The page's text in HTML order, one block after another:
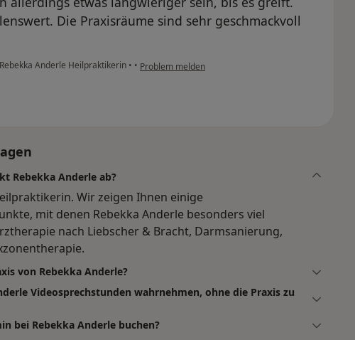
Die Praxisräume sind sehr geschmackvoll
Anderle Heilpraktikerin • • Problem melden
Rebekka Anderle ab?
Wir zeigen Ihnen einige
mit denen Rebekka Anderle besonders viel
nach Liebscher & Bracht, Darmsanierung,
von Rebekka Anderle?
Videosprechstunden wahrnehmen, ohne die Praxis zu
bei Rebekka Anderle buchen?